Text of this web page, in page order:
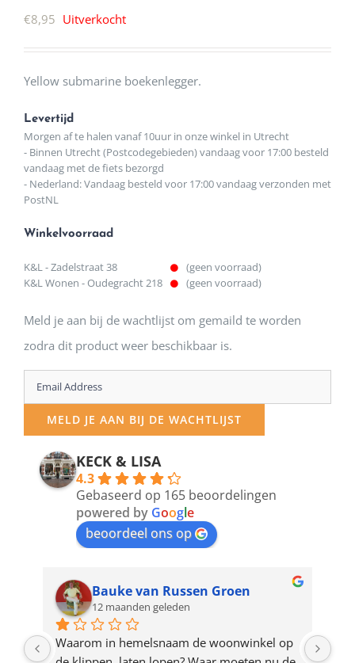
€8,95 Uitverkocht
Yellow submarine boekenlegger.
Levertijd
Morgen af te halen vanaf 10uur in onze winkel in Utrecht
- Binnen Utrecht (Postcodegebieden) vandaag voor 17:00 besteld
vandaag met de fiets bezorgd
- Nederland: Vandaag besteld voor 17:00 vandaag verzonden met
PostNL
Winkelvoorraad
K&L - Zadelstraat 38
(geen voorraad)
K&L Wonen - Oudegracht 218
(geen voorraad)
Meld je aan bij de wachtlijst om gemaild te worden
zodra dit product weer beschikbaar is.
Enter
your
email
address
product
MELD JE AAN BIJ DE WACHTLIJST
KECK & LISA
4.3
Gebaseerd op 165 beoordelingen
powered by Google
beoordeel ons op
Bauke van Russen Groen
12 maanden geleden
Waarom in hemelsnaam de woonwinkel op